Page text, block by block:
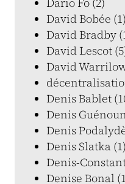
David Bobée (1)
David Bradby
David Lescot
David
Denis Bablet
Denis
Denis
Denis Slatka (1)
Denis-
Denise Bonal